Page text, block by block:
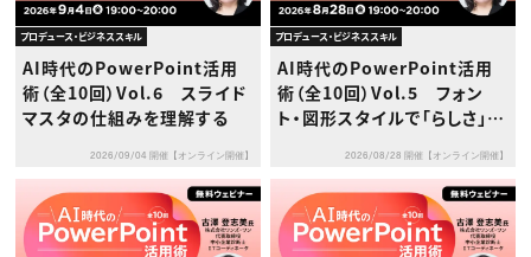
プロフェッショナル×つながる×メディア
プロデュース・ビジネススキル
AI時代のPowerPoint活用
術（全10回）Vol.6 スライド
マスタの仕組みを理解する
2026/09/04 開催【オンライン開催】
プロデュース・ビジネススキル
AI時代のPowerPoint活用
術（全10回）Vol.5 フォン
ト・図形スタイルで「らしさ」を
2026/08/28 開催【オンライン開催】